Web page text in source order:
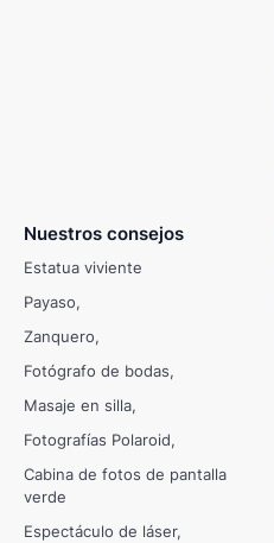
Nuestros consejos
Estatua viviente
Payaso
Zanquero
Fotógrafo de bodas
Masaje en silla
Fotografías Polaroid
Cabina de fotos de pantalla
verde
Espectáculo de láser